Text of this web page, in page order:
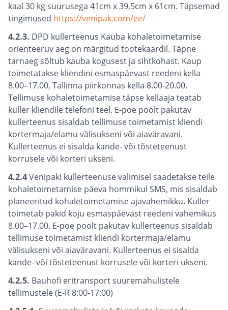
kaal 30 kg suurusega 41cm x 39,5cm x 61cm. Täpsemad
tingimused https://venipak.com/ee/
4.2.3. DPD kullerteenus Kauba kohaletoimetamise
orienteeruv aeg on märgitud tootekaardil. Täpne
tarnaeg sõltub kauba kogusest ja sihtkohast. Kaup
toimetatakse kliendini esmaspäevast reedeni kella
8.00–17.00, Tallinna piirkonnas kella 8.00-20.00.
Tellimuse kohaletoimetamise täpse kellaaja teatab
kuller kliendile telefoni teel. E-poe poolt pakutav
kullerteenus sisaldab tellimuse toimetamist kliendi
kortermaja/elamu välisukseni või aiaväravani.
Kullerteenus ei sisalda kande- või tõsteteenust
korrusele või korteri ukseni.
4.2.4Venipaki kullerteenuse valimisel saadetakse teile
kohaletoimetamise päeva hommikul SMS, mis sisaldab
planeeritud kohaletoimetamise ajavahemikku. Kuller
toimetab pakid koju esmaspäevast reedeni vahemikus
8.00–17.00. E-poe poolt pakutav kullerteenus sisaldab
tellimuse toimetamist kliendi kortermaja/elamu
välisukseni või aiaväravani. Kullerteenus ei sisalda
kande- või tõsteteenust korrusele või korteri ukseni.
4.2.5. Bauhofi eritransport suuremahulistele
tellimustele (E-R 8:00-17:00)